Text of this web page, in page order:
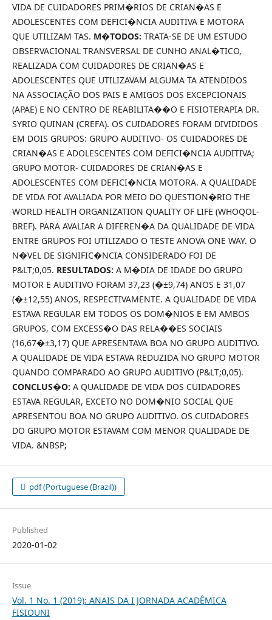
VIDA DE CUIDADORES PRIM�RIOS DE CRIAN�AS E
ADOLESCENTES COM DEFICI�NCIA AUDITIVA E MOTORA
QUE UTILIZAM TAS. M�TODOS: TRATA-SE DE UM ESTUDO
OBSERVACIONAL TRANSVERSAL DE CUNHO ANAL�TICO,
REALIZADA COM CUIDADORES DE CRIAN�AS E
ADOLESCENTES QUE UTILIZAVAM ALGUMA TA ATENDIDOS
NA ASSOCIAÇÃO DOS PAIS E AMIGOS DOS EXCEPCIONAIS
(APAE) E NO CENTRO DE REABILITA��O E FISIOTERAPIA DR.
SYRIO QUINAN (CREFA). OS CUIDADORES FORAM DIVIDIDOS
EM DOIS GRUPOS: GRUPO AUDITIVO- OS CUIDADORES DE
CRIAN�AS E ADOLESCENTES COM DEFICI�NCIA AUDITIVA;
GRUPO MOTOR- CUIDADORES DE CRIAN�AS E
ADOLESCENTES COM DEFICI�NCIA MOTORA. A QUALIDADE
DE VIDA FOI AVALIADA POR MEIO DO QUESTION�RIO THE
WORLD HEALTH ORGANIZATION QUALITY OF LIFE (WHOQOL-
BREF). PARA AVALIAR A DIFEREN�A DA QUALIDADE DE VIDA
ENTRE GRUPOS FOI UTILIZADO O TESTE ANOVA ONE WAY. O
N�VEL DE SIGNIFIC�NCIA CONSIDERADO FOI DE
P&LT;0,05. RESULTADOS: A M�DIA DE IDADE DO GRUPO
MOTOR E AUDITIVO FORAM 37,23 (�±9,74) ANOS E 31,07
(�±12,55) ANOS, RESPECTIVAMENTE. A QUALIDADE DE VIDA
ESTAVA REGULAR EM TODOS OS DOM�NIOS E EM AMBOS
GRUPOS, COM EXCESS�O DAS RELA��ES SOCIAIS
(16,67�±3,17) QUE APRESENTAVA BOA NO GRUPO AUDITIVO.
A QUALIDADE DE VIDA ESTAVA REDUZIDA NO GRUPO MOTOR
QUANDO COMPARADO AO GRUPO AUDITIVO (P&LT;0,05).
CONCLUS�O: A QUALIDADE DE VIDA DOS CUIDADORES
ESTAVA REGULAR, EXCETO NO DOM�NIO SOCIAL QUE
APRESENTOU BOA NO GRUPO AUDITIVO. OS CUIDADORES
DO GRUPO MOTOR ESTAVAM COM MENOR QUALIDADE DE
VIDA. &NBSP;
pdf (Portuguese (Brazil))
Published
2020-01-02
Issue
Vol. 1 No. 1 (2019): ANAIS DA I JORNADA ACADÊMICA
FISIOUNI